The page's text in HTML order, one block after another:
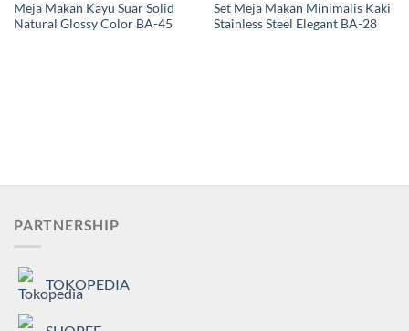
Meja Makan Kayu Suar Solid
Natural Glossy Color BA-45
Set Meja Makan Minimalis Kaki
Stainless Steel Elegant BA-28
PARTNERSHIP
TOKOPEDIA